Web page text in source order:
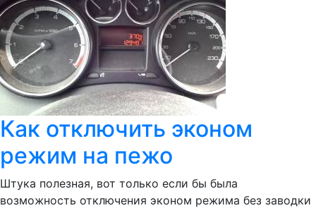
Как отключить эконом
режим на пежо
Штука полезная, вот только если бы была
возможность отключения эконом режима без заводки